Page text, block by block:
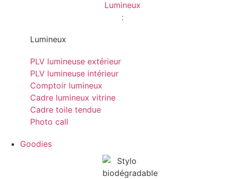
Lumineux
PLV lumineuse extérieur
PLV lumineuse intérieur
Comptoir lumineux
Cadre lumineux vitrine
Cadre toile tendue
Photo call
Goodies